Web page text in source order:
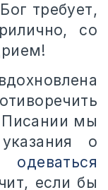
требует,
со
мы
о
если бы